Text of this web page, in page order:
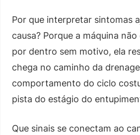
Por que interpretar sintomas
causa? Porque a máquina
por dentro sem motivo, ela
chega no caminho da
comportamento do ciclo
pista do estágio do
Que sinais se conectam ao